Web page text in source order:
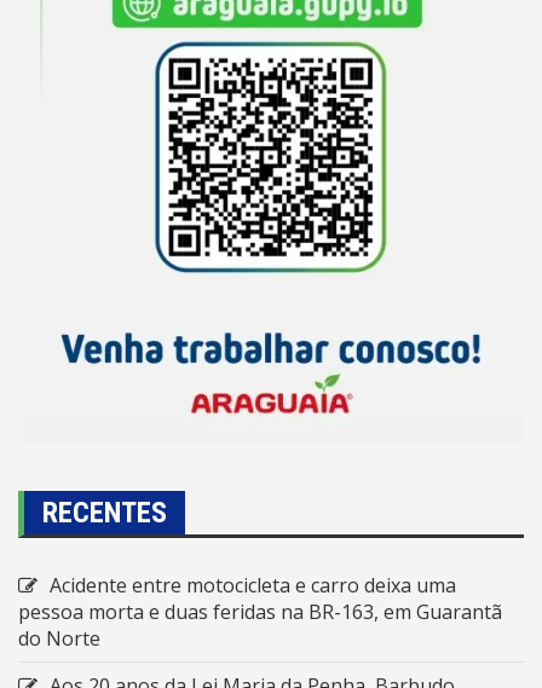
RECENTES
Acidente entre motocicleta e carro deixa uma
pessoa morta e duas feridas na BR-163, em Guarantã
do Norte